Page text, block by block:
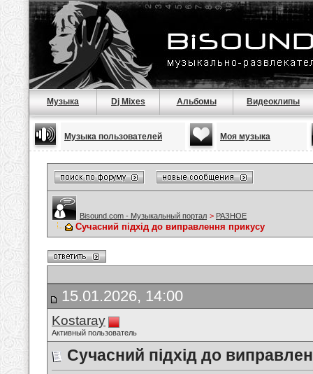
Музыка Dj Mixes Альбомы Видеоклипы
Музыка пользователей Моя музыка
Bisound.com - Музыкальный портал > РАЗНОЕ
Сучасний підхід до виправлення прикусу
15.01.2026, 14:00
Kostaray
Активный пользователь
Сучасний підхід до